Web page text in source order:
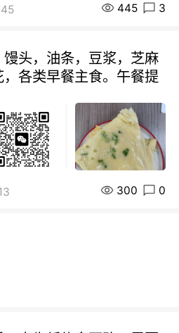
445 3
头，油条，豆浆，芝麻
各类早餐主食。午餐提
300 0